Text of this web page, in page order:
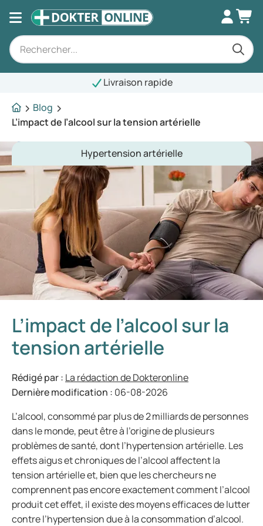
Livraison rapide
Blog
L’impact de l’alcool sur la tension artérielle
Hypertension artérielle
L’impact de l’alcool sur la
tension artérielle
Rédigé par : La rédaction de Dokteronline
Dernière modification : 06-08-2026
L’alcool, consommé par plus de 2 milliards de personnes
dans le monde, peut être à l’origine de plusieurs
problèmes de santé, dont l’hypertension artérielle. Les
effets aigus et chroniques de l’alcool affectent la
tension artérielle et, bien que les chercheurs ne
comprennent pas encore exactement comment l’alcool
produit cet effet, il existe des moyens efficaces de lutter
contre l’hypertension due à la consommation d’alcool.